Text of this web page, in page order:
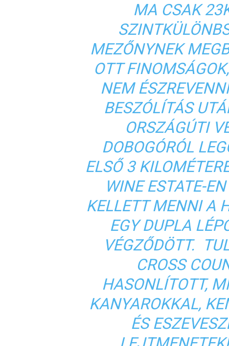
MA CSAK
MEZŐNYNEK
OTT
NEM
BESZÓLÍTÁS
ORSZÁGÚTI
DOBOGÓRÓL
ELSŐ 3
WINE ESTATE-
KELLETT MENNI A
EGY DUPLA
VÉGZŐDÖTT.
CROSS
HASONLÍTOTT,
KANYAROKKAL,
ÉS